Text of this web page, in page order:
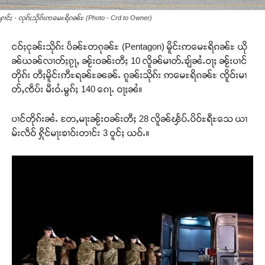
ႁၢင်ႈ - လုၵ်ႈသိုၵ်းဢမေႊရိၵၼ်ႊ (Photo - Crd to Owner)
ငဝ်ႈငုၼ်းသိုၵ်း ပႅၼ်ႊတၵုၼ်ႊ (Pentagon) မိူင်းဢမေႊရိၵၼ်ႊ ယို
ၼ်ယၼ်လၢတ်ႈၵႂႃႇ ၼႂ်းဝၼ်းတီႈ 10 လိူၼ်မၢတ်ႉၶျ်ၼႆႉဝႃႈ ၼႂ်းပၢင်
တိုၵ်း တီႈမိူင်းဢီႊရၼ်ႊၼၼ်ႉ ၵူၼ်းသိုၵ်း ဢမေႊရိၵၼ်ႊ ၸိူဝ်းမၢ
တ်ႇၸဵပ်း မီးဝႆႉမွၵ်ႈ 140 ၵေႃႉ ဝႃႈၼႆ။
ပၢင်တိုၵ်းၼႆႉ တႄႇမႃးၼႂ်းဝၼ်းတီႈ 28 လိူၼ်ၾႅပ်ႉပိဝ်ႊရီႊသေ ယၢ
မ်းလဵဝ် ႁိုင်မႃးၶၢဝ်းတၢင်း 3 ဝူင်ႈ ယဝ်ႉ။